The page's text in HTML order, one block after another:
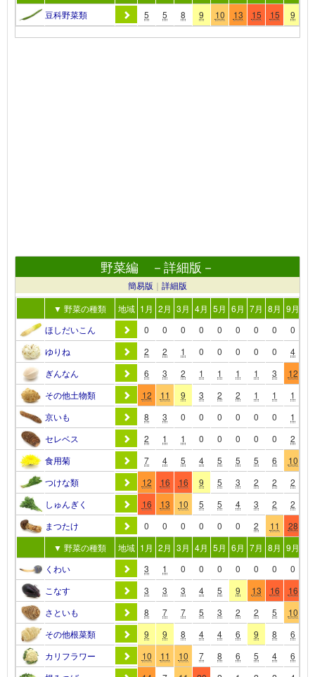
豆科野菜類
5 5 8 9 10 13 15 15 9
野菜編 －詳細版－
簡易版 ｜ 詳細版
▼ 野菜の種類
地域 1月 2月 3月 4月 5月 6月 7月 8月 9月
ほしだいこん
0 0 0 0 0 0 0 0 0
ゆりね
2 2 1 0 0 0 0 0 4
ぎんなん
6 3 2 1 1 1 1 3 12
その他土物類
12 11 9 3 2 2 1 1 1
京いも
8 3 0 0 0 0 0 0 1
セレベス
2 1 1 0 0 0 0 0 2
食用菊
7 4 5 4 5 5 5 6 10
つけな類
12 16 16 9 5 3 2 2 2
しゅんぎく
16 13 10 5 5 4 3 2 2
まつたけ
0 0 0 0 0 0 2 11 28
▼ 野菜の種類
地域 1月 2月 3月 4月 5月 6月 7月 8月 9月
くわい
3 1 0 0 0 0 0 0 0
こなす
3 3 3 4 5 9 13 16 16
さといも
8 7 7 5 3 2 2 5 10
その他根菜類
9 9 8 4 4 6 9 8 6
カリフラワー
10 11 10 7 8 6 5 4 6